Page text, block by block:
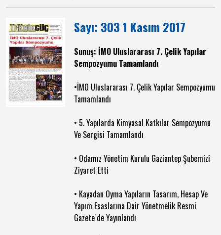
Sayı: 303 1 Kasım 2017
Sunuş: İMO Uluslararası 7. Çelik Yapılar
Sempozyumu Tamamlandı
•İMO Uluslararası 7. Çelik Yapılar Sempozyumu
Tamamlandı
• 5. Yapılarda Kimyasal Katkılar Sempozyumu
Ve Sergisi Tamamlandı
• Odamız Yönetim Kurulu Gaziantep Şubemizi
Ziyaret Etti
• Kayadan Oyma Yapıların Tasarım, Hesap Ve
Yapım Esaslarına Dair Yönetmelik Resmi
Gazete`de Yayınlandı